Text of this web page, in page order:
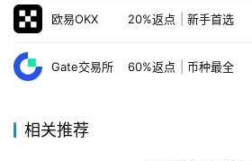
欧易OKX 20%返点 新手首选
Gate交易所 60%返点 币种最全
相关推荐